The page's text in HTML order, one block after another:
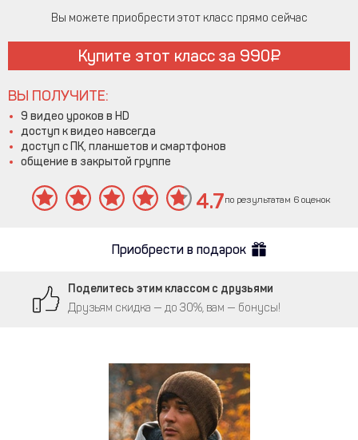
Вы можете приобрести этот класс прямо сейчас
Купите этот класс за 990
ВЫ ПОЛУЧИТЕ:
9 видео уроков в HD
доступ к видео навсегда
доступ с ПК, планшетов и смартфонов
общение в закрытой группе
4.7по результатам 6 оценок
Приобрести в подарок
Поделитесь этим классом с друзьями
Друзьям скидка — до 30%, вам — бонусы!